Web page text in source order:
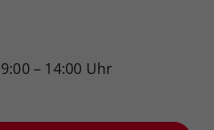
– 14:00 Uhr